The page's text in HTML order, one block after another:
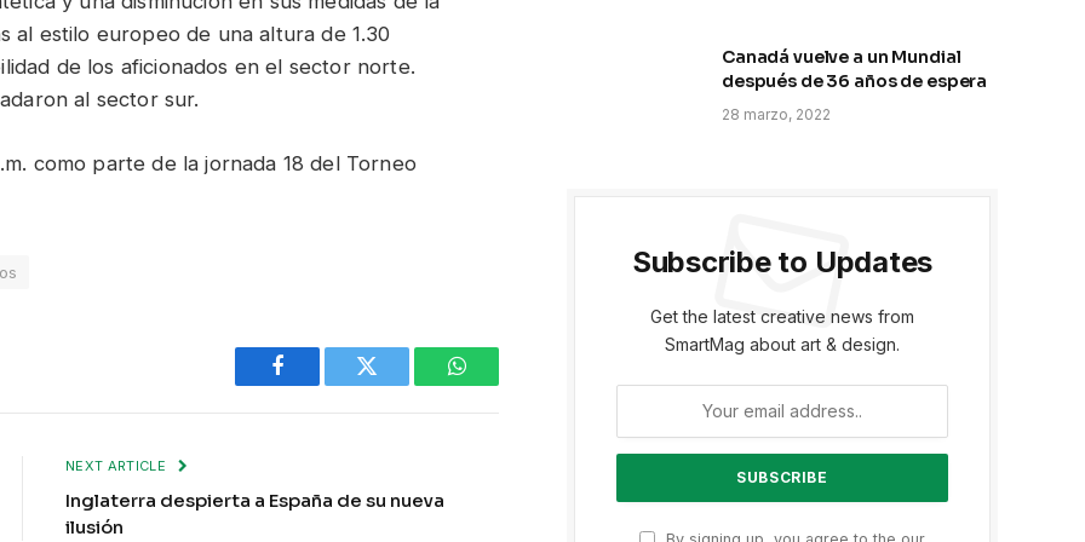
al estilo europeo de una altura de 1.30
de los aficionados en el sector norte.
al sector sur.
como parte de la jornada 18 del Torneo
Facebook Twitter WhatsApp
NEXT ARTICLE
Inglaterra despierta a España de su nueva
ilusión
Canadá vuelve a un Mundial
después de 36 años de espera
28 marzo, 2022
Subscribe to Updates
Get the latest creative news from
SmartMag about art & design.